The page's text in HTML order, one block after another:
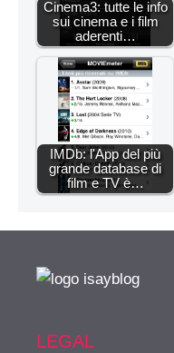
Cinema3: tutte le info
sui cinema e i film
aderenti…
IMDb: l'App del più
grande database di
film e TV è…
LEGAL